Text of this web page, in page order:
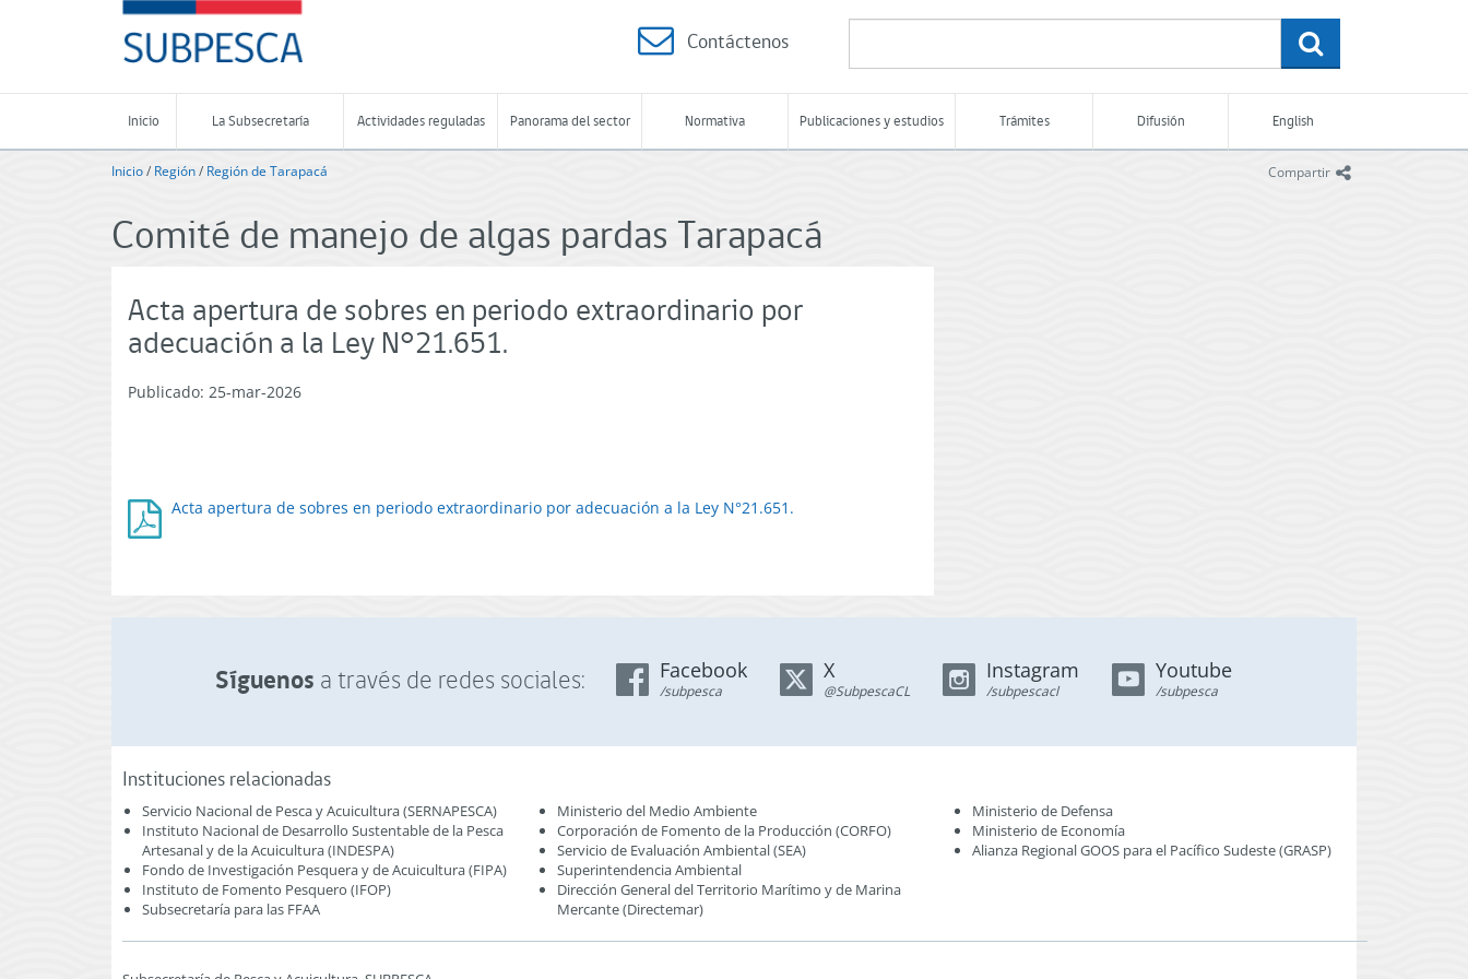
-
Subsecretaría
de
Pesca
Acuicultura
-
Chile
Contáctenos
Inicio La Subsecretaría Actividades reguladas Panorama del sector Normativa Publicaciones y estudios Trámites Difusión English
Inicio/ Región/ Región de Tarapacá Compartir icono
Comité de manejo de algas pardas Tarapacá
Acta apertura de sobres en periodo extraordinario por
adecuación a la Ley N°21.651.
Publicado: 25-mar-2026
Acta apertura de sobres en periodo extraordinario por adecuación a la Ley N°21.651.
Síguenos a través de redes sociales: Facebook
/subpesca
X
@SubpescaCL
Instagram
/subpescacl
Youtube
/subpesca
Instituciones relacionadas
Servicio Nacional de Pesca y Acuicultura (SERNAPESCA)
Instituto Nacional de Desarrollo Sustentable de la Pesca
Artesanal y de la Acuicultura (INDESPA)
Fondo de Investigación Pesquera y de Acuicultura (FIPA)
Instituto de Fomento Pesquero (IFOP)
Subsecretaría para las FFAA
Ministerio del Medio Ambiente
Corporación de Fomento de la Producción (CORFO)
Servicio de Evaluación Ambiental (SEA)
Superintendencia Ambiental
Dirección General del Territorio Marítimo y de Marina
Mercante (Directemar)
Ministerio de Defensa
Ministerio de Economía
Alianza Regional GOOS para el Pacífico Sudeste (GRASP)